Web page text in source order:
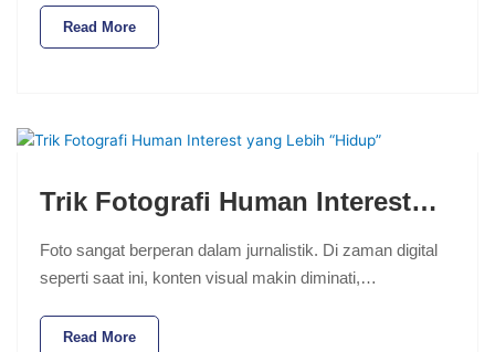
Read More
Trik Fotografi Human Interest…
Foto sangat berperan dalam jurnalistik. Di zaman digital
seperti saat ini, konten visual makin diminati,…
Read More